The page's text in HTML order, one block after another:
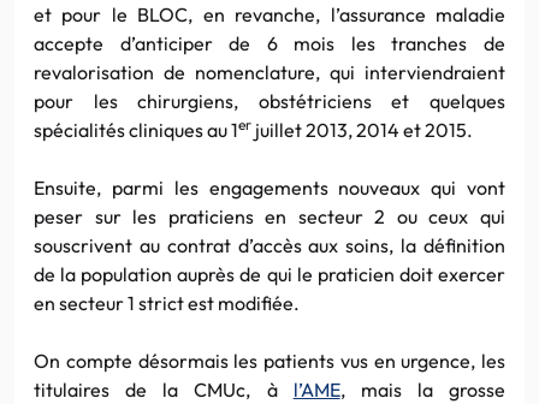
et pour le BLOC, en revanche, l’assurance maladie
accepte d’anticiper de 6 mois les tranches de
revalorisation de nomenclature, qui interviendraient
pour les chirurgiens, obstétriciens et quelques
spécialités cliniques au 1er juillet 2013, 2014 et 2015.
Ensuite, parmi les engagements nouveaux qui vont
peser sur les praticiens en secteur 2 ou ceux qui
souscrivent au contrat d’accès aux soins, la définition
de la population auprès de qui le praticien doit exercer
en secteur 1 strict est modifiée.
On compte désormais les patients vus en urgence, les
titulaires de la CMUc, à l’AME, mais la grosse